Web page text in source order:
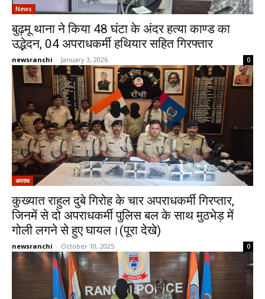
News
बुढ़मू थाना ने किया 48 घंटा के अंदर हत्या काण्ड का
उद्भेदन, 04 अपराधकर्मी हथियार सहित गिरफ्तार
newsranchi - January 3, 2026 0
अपराध
कुख्यात राहुल दुबे गिरोह के चार अपराधकर्मी गिरप्तार,
जिनमें से दो अपराधकर्मी पुलिस बल के साथ मुठभेड़ में
गोली लगने से हुए घायल।(पूरा देखे)
newsranchi - October 10, 2025 0